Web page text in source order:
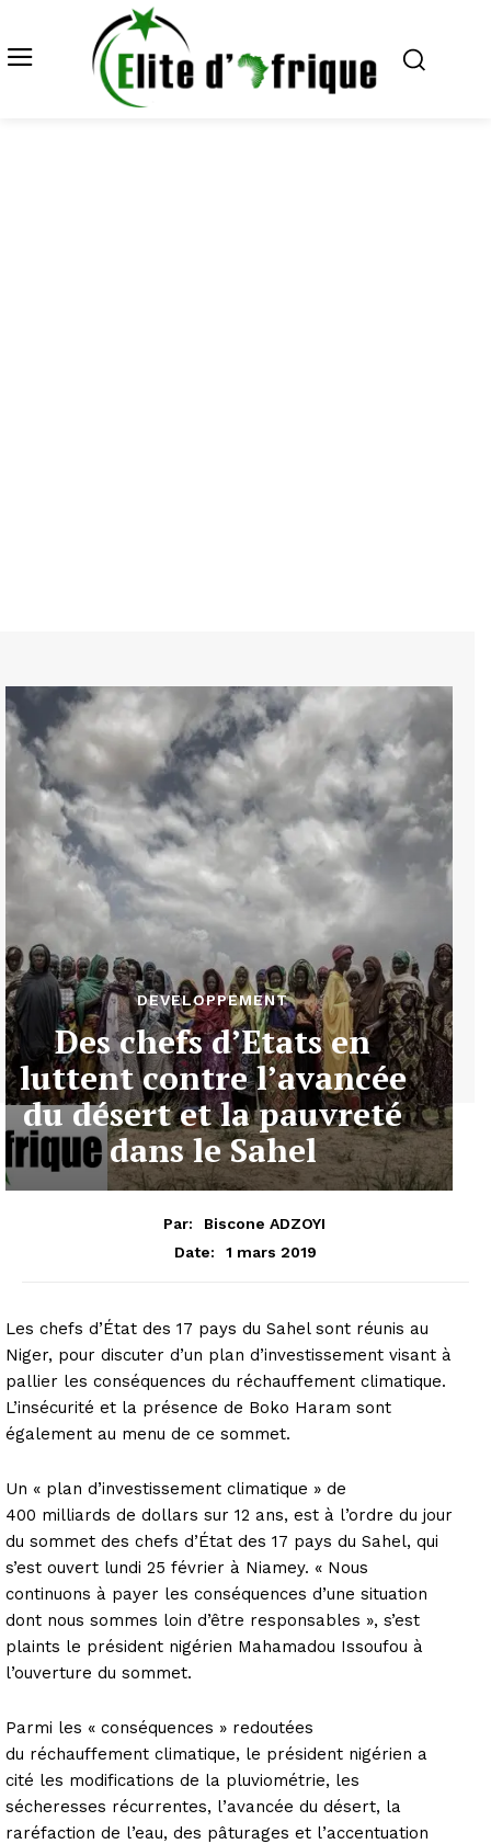
DEVELOPPEMENT
Des chefs d’Etats en
luttent contre l’avancée
du désert et la pauvreté
dans le Sahel
Par:
Biscone ADZOYI
Date:
1 mars 2019
Les chefs d’État des 17 pays du Sahel sont réunis au
Niger, pour discuter d’un plan d’investissement visant à
pallier les conséquences du réchauffement climatique.
L’insécurité et la présence de Boko Haram sont
également au menu de ce sommet.
Un « plan d’investissement climatique » de
400 milliards de dollars sur 12 ans, est à l’ordre du jour
du sommet des chefs d’État des 17 pays du Sahel, qui
s’est ouvert lundi 25 février à Niamey. « Nous
continuons à payer les conséquences d’une situation
dont nous sommes loin d’être responsables », s’est
plaints le président nigérien Mahamadou Issoufou à
l’ouverture du sommet.
Parmi les « conséquences » redoutées
du réchauffement climatique, le président nigérien a
cité les modifications de la pluviométrie, les
sécheresses récurrentes, l’avancée du désert, la
raréfaction de l’eau, des pâturages et l’accentuation